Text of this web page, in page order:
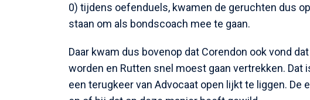
0) tijdens oefenduels, kwamen de geruchten dus
staan om als bondscoach mee te gaan.
Daar kwam dus bovenop dat Corendon ook vond
worden en Rutten snel moest gaan vertrekken. Dat
een terugkeer van Advocaat open lijkt te liggen. De